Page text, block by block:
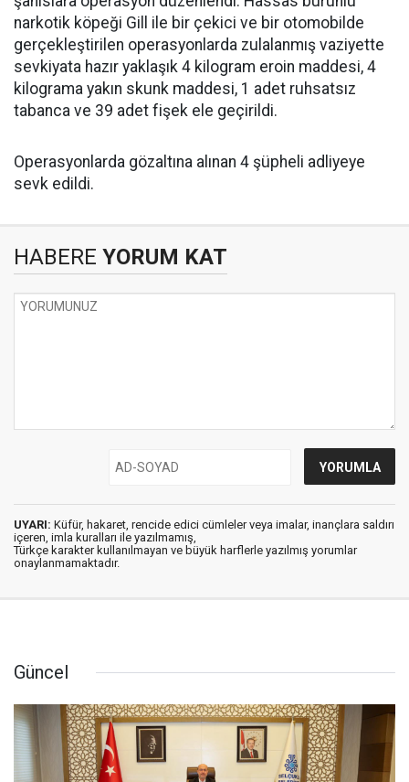
narkotik köpeği Gill ile bir çekici ve bir otomobilde
gerçekleştirilen operasyonlarda zulalanmış vaziyette
sevkiyata hazır yaklaşık 4 kilogram eroin maddesi, 4
kilograma yakın skunk maddesi, 1 adet ruhsatsız
tabanca ve 39 adet fişek ele geçirildi.
Operasyonlarda gözaltına alınan 4 şüpheli adliyeye
sevk edildi.
HABERE YORUM KAT
UYARI: Küfür, hakaret, rencide edici cümleler veya imalar, inançlara saldırı
içeren, imla kuralları ile yazılmamış,
Türkçe karakter kullanılmayan ve büyük harflerle yazılmış yorumlar
onaylanmamaktadır.
Güncel